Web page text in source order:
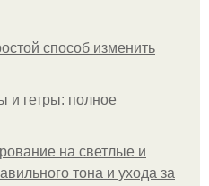
способ изменить
и гетры: полное
на светлые и
тона и ухода за